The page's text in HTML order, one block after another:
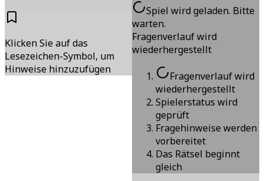
Klicken Sie auf das
Lesezeichen-Symbol, um
Hinweise hinzuzufügen
Spiel wird geladen. Bitte
warten.
Fragenverlauf wird
wiederhergestellt
Fragenverlauf wird
wiederhergestellt
Spielerstatus wird
geprüft
Fragehinweise werden
vorbereitet
Das Rätsel beginnt
gleich